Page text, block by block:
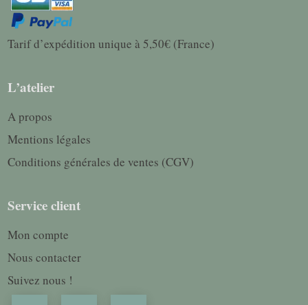
Tarif d’expédition unique à 5,50€ (France)
L’atelier
A propos
Mentions légales
Conditions générales de ventes (CGV)
Service client
Mon compte
Nous contacter
Suivez nous !